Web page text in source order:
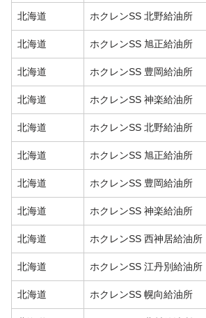
北海道 ホクレンSS 北野給油所
北海道 ホクレンSS 旭正給油所
北海道 ホクレンSS 豊岡給油所
北海道 ホクレンSS 神楽給油所
北海道 ホクレンSS 北野給油所
北海道 ホクレンSS 旭正給油所
北海道 ホクレンSS 豊岡給油所
北海道 ホクレンSS 神楽給油所
北海道 ホクレンSS 西神居給油所
北海道 ホクレンSS 江丹別給油所
北海道 ホクレンSS 幌向給油所